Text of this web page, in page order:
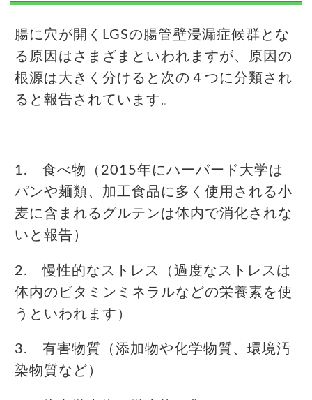
腸に穴が開くLGSの腸管壁浸漏症候群とな
る原因はさまざまといわれますが、原因の
根源は大きく分けると次の４つに分類され
ると報告されています。
1. 食べ物（2015年にハーバード大学は
パンや麺類、加工食品に多く使用される小
麦に含まれるグルテンは体内で消化されな
いと報告）
2. 慢性的なストレス（過度なストレスは
体内のビタミンミネラルなどの栄養素を使
うといわれます）
3. 有害物質（添加物や化学物質、環境汚
染物質など）